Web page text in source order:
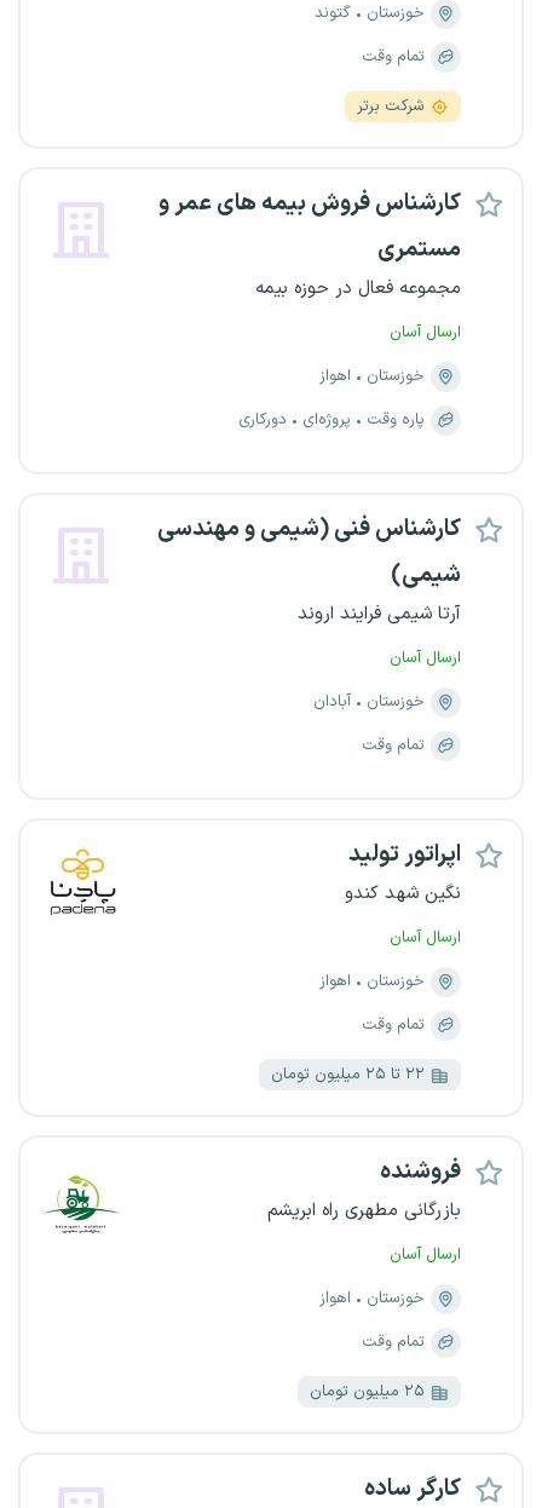
خوزستان
گتوند
تمام وقت
شرکت برتر
کارشناس فروش بیمه های عمر و
مستمری
مجموعه فعال در حوزه بیمه
ارسال آسان
خوزستان
اهواز
پاره وقت
پروژه‌ای دورکاری
کارشناس فنی (شیمی و مهندسی
شیمی)
آرتا شیمی فرایند اروند
ارسال آسان
خوزستان
آبادان
تمام وقت
اپراتور تولید
نگین شهد کندو
ارسال آسان
خوزستان
اهواز
تمام وقت
۲۲ تا ۲۵ میلیون تومان
فروشنده
بازرگانی مطهری راه ابریشم
ارسال آسان
خوزستان
اهواز
تمام وقت
۲۵ میلیون تومان
کارگر ساده